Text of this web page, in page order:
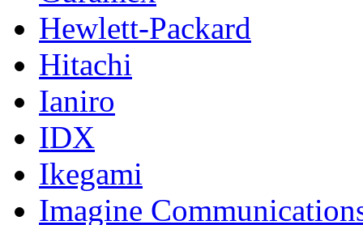
Hewlett-Packard
Hitachi
Ianiro
IDX
Ikegami
Imagine